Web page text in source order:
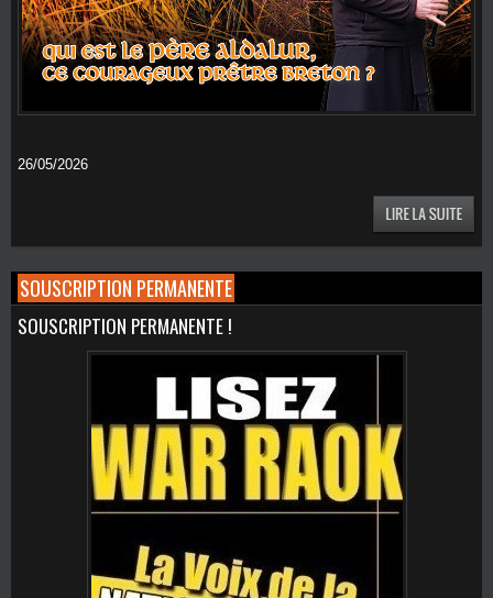
26/05/2026
SOUSCRIPTION PERMANENTE
SOUSCRIPTION PERMANENTE !